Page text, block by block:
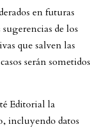
en futuras
de los
que salven las
serán sometidos
Editorial la
incluyendo datos